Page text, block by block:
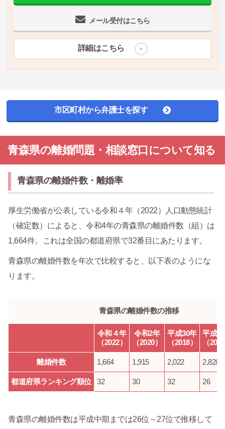
メール受付はこちら
詳細はこちら
市区町村から弁護士を探す
青森県の離婚問題・相談窓口について知る
青森県の離婚件数・離婚率
厚生労働省が公表している令和４年（2022）人口動態統計
（確定数）によると、令和4年の青森県の離婚件数（組）は
1,664件。これは全国の都道府県で32番目にあたります。
青森県の離婚件数を年次で比較すると、以下表のようにな
ります。
青森県の離婚件数の推移
令和４年
（2022）
令和2年
（2020）
平成30年
（2018）
平成
（
離婚件数 1,664 1,915 2,022 2,828
都道府県ランキング順位 32 30 32 26
青森県の離婚件数は平成中期までは26位～27位で推移して